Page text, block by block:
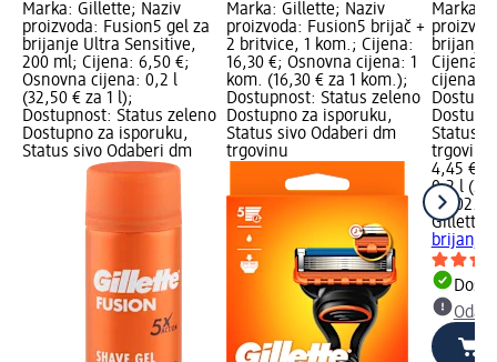
Marka: Gillette; Naziv
proizvoda: Fusion5 gel za
brijanje Ultra Sensitive,
200 ml; Cijena: 6,50 €;
Osnovna cijena: 0,2 l
(32,50 € za 1 l);
Dostupnost: Status zeleno
Dostupno za isporuku,
Status sivo Odaberi dm
Marka: Gillette; Naziv
proizvoda: Fusion5 brijač +
2 britvice, 1 kom.; Cijena:
16,30 €; Osnovna cijena: 1
kom. (16,30 € za 1 kom.);
Dostupnost: Status zeleno
Dostupno za isporuku,
Status sivo Odaberi dm
trgovinu
Marka:
brijanje
Cijena:
cijena:
Status
trgovinu
4,45 €
0,2 l
na
Gillette
brijanje